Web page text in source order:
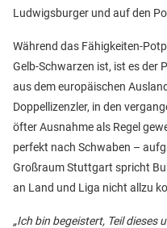
Ludwigsburger und auf den
Während das Fähigkeiten-
Gelb-Schwarzen ist, ist es der
aus dem europäischen
Doppellizenzler, in den
öfter Ausnahme als Regel
perfekt nach Schwaben –
Großraum Stuttgart spricht
an Land und Liga nicht allzu
„Ich bin begeistert, Teil dieses